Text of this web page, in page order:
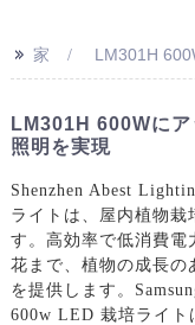
>> 家 LM301H
LM301H 600Wに
照明を実現
Shenzhen Abest
ライトは、屋内植物栽
す。高効率で低消費電
花ま​​で、植物の成長の
を提供します。
600w LED 栽培ライト